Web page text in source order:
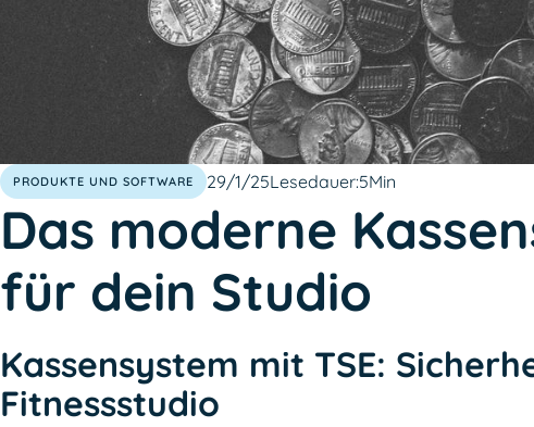
PRODUKTE UND SOFTWARE 29/1/25Lesedauer:5Min
Das moderne
für dein Studio
Kassensystem mit TSE:
Fitnessstudio